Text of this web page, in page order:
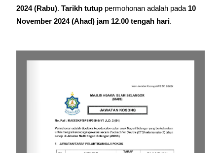
2024 (Rabu).Tarikh tutup permohonan adalah pada 10
November 2024 (Ahad) jam 12.00 tengah hari.